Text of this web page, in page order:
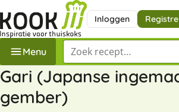
Inloggen
Menu Zoek een recept
Gari (Japanse
gember)